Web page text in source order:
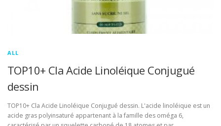
ALL
TOP10+ Cla Acide Linoléique Conjugué
dessin
TOP10+ Cla Acide Linoléique Conjugué dessin. L'acide linoléique est un
acide gras polyinsaturé appartenant à la famille des oméga 6,